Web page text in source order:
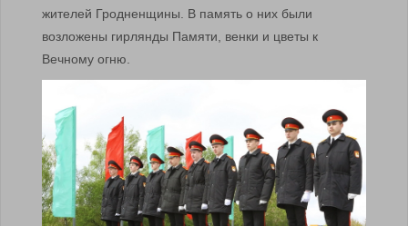
жителей Гродненщины. В память о них были
возложены гирлянды Памяти, венки и цветы к
Вечному огню.